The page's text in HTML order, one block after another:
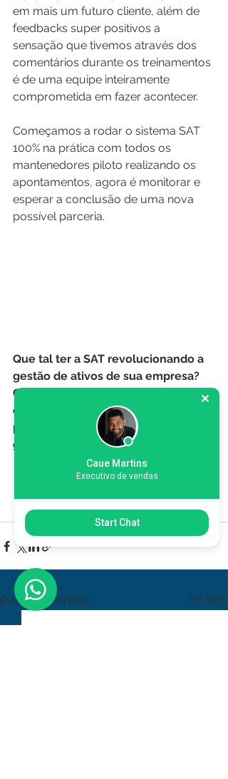
em mais um futuro cliente, além de
feedbacks super positivos a
sensação que tivemos através dos
comentários durante os treinamentos
é de uma equipe inteiramente
comprometida em fazer acontecer.
Começamos a rodar o sistema SAT
100% na prática com todos os
mantenedores piloto realizando os
apontamentos, agora é monitorar e
esperar a conclusão de uma nova
possível parceria.
Que tal ter a SAT revolucionando a
gestão de ativos de sua empresa?
Clique no menu superior a direita
em "Solicite uma demonstração",
preencha o formulário e fale com a
gente, será um prazer atendê-los. =)
Posts recentes Ver tudo
Caue Martins
Executivo de vendas
Start Chat